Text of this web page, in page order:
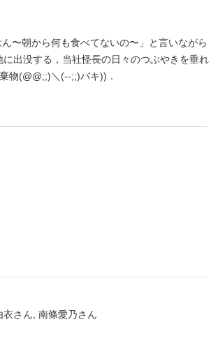
〜朝から何も食べてないの〜」と言いながら
出没する，当社怪長の日々のつぶやきを垂れ
物(@@;;)＼(--;;)バキ))．
さん, 南條愛乃さん